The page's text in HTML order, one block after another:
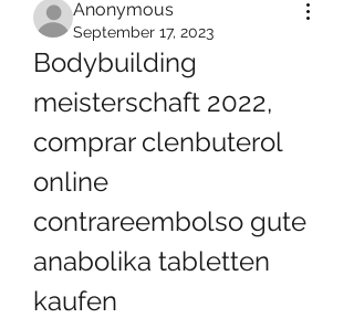
Anonymous
September 17, 2023
Bodybuilding
meisterschaft 2022,
comprar clenbuterol
online
contrareembolso gute
anabolika tabletten
kaufen